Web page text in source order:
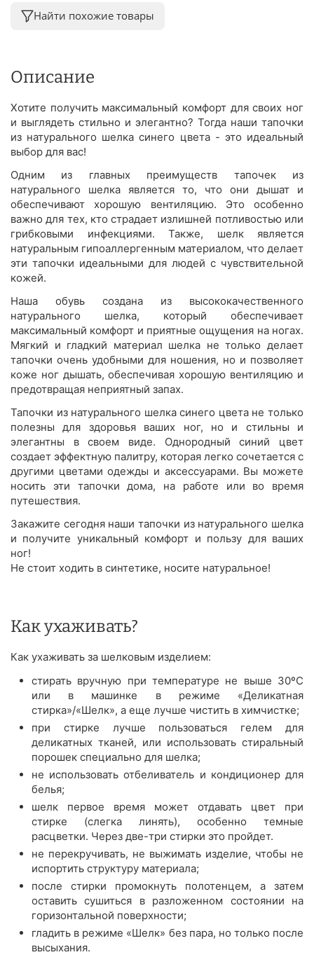
Найти похожие товары
Описание
Хотите получить максимальный комфорт для своих ног
и выглядеть стильно и элегантно? Тогда наши тапочки
из натурального шелка синего цвета - это идеальный
выбор для вас!
Одним из главных преимуществ тапочек из
натурального шелка является то, что они дышат и
обеспечивают хорошую вентиляцию. Это особенно
важно для тех, кто страдает излишней потливостью или
грибковыми инфекциями. Также, шелк является
натуральным гипоаллергенным материалом, что делает
эти тапочки идеальными для людей с чувствительной
кожей.
Наша обувь создана из высококачественного
натурального шелка, который обеспечивает
максимальный комфорт и приятные ощущения на ногах.
Мягкий и гладкий материал шелка не только делает
тапочки очень удобными для ношения, но и позволяет
коже ног дышать, обеспечивая хорошую вентиляцию и
предотвращая неприятный запах.
Тапочки из натурального шелка синего цвета не только
полезны для здоровья ваших ног, но и стильны и
элегантны в своем виде. Однородный синий цвет
создает эффектную палитру, которая легко сочетается с
другими цветами одежды и аксессуарами. Вы можете
носить эти тапочки дома, на работе или во время
путешествия.
Закажите сегодня наши тапочки из натурального шелка
и получите уникальный комфорт и пользу для ваших
ног!
Не стоит ходить в синтетике, носите натуральное!
Как ухаживать?
Как ухаживать за шелковым изделием:
стирать вручную при температуре не выше 30ºС
или в машинке в режиме «Деликатная
стирка»/«Шелк», а еще лучше чистить в химчистке;
при стирке лучше пользоваться гелем для
деликатных тканей, или использовать стиральный
порошек специально для шелка;
не использовать отбеливатель и кондиционер для
белья;
шелк первое время может отдавать цвет при
стирке (слегка линять), особенно темные
расцветки. Через две-три стирки это пройдет.
не перекручивать, не выжимать изделие, чтобы не
испортить структуру материала;
после стирки промокнуть полотенцем, а затем
оставить сушиться в разложенном состоянии на
горизонтальной поверхности;
гладить в режиме «Шелк» без пара, но только после
высыхания.